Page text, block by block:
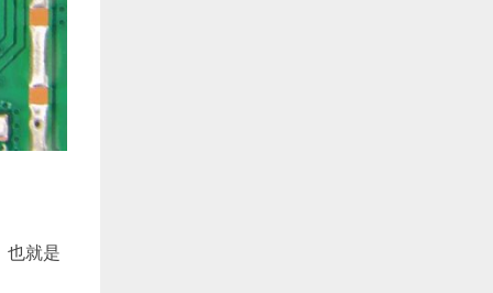
也就是